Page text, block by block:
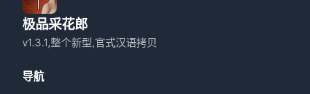
极品采花郎
v1.3.1,整个新型,官式汉语拷贝
导航